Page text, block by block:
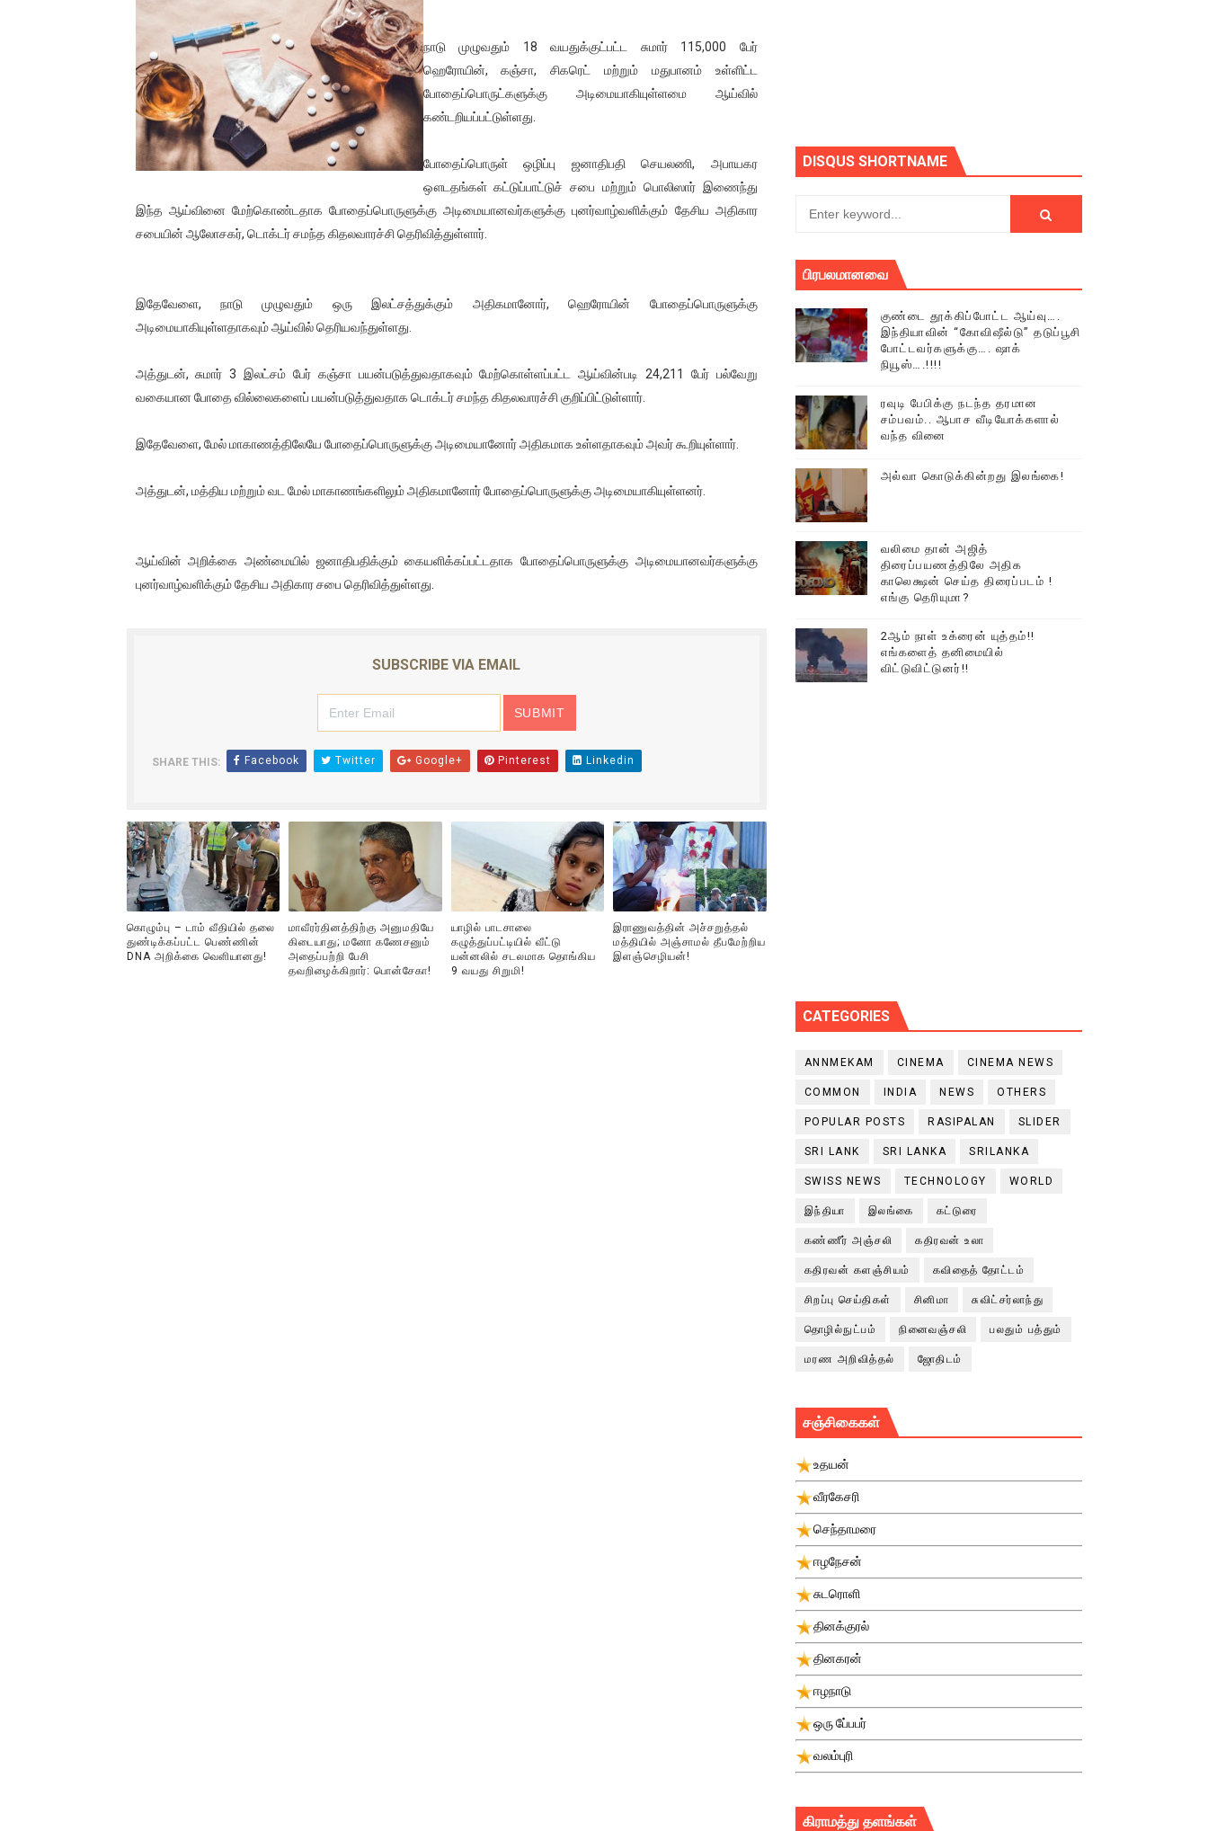
01/11/2021 Scotland ல் நடைபெறும் கண்டனப் போராட்டத்திற்கு கலந்துகொள்ளுமாறு அன்புரிமையோடு அழைக்கின்றோம்.
பாலச்சந்திரன் மற்றும் தன்னிடம் படித்த மாணவர்கள் தொடர்பில் நாடாளுமன்றத்தில் பகிரங்க கேள்வி
பிரிட்டனால் கடத்தப்படும் நிலையில் இலங்கைத் தமிழ் குடும்பம்!! நடந்தது என்ன
வர்ராரு...வர்ராரு... அண்ணாத்த : ரஜினிக்காக இலங்கை பாடலாசிரியர் வெளியிட்ட...
கைது செய்யப்பட்ட இளைஞன் உயிரிழப்பு - கொதித்தெழுந்த பிரதேசவாசிகள்!
தடுப்பூசியை பெற்றுக் கொள்ளக் கூடிய இடங்கள்...
பிரபல நடிகை தூக்கிட்டு தற்கொலை!
தியாகதீபம் லெப்.கேணல் திலீபன், கேணல் சங்கர் ஆகியோரின் நினைவெழுச்சி நாள் - 26.09.2021 சுவிஸ் (செய்தியும்,படங்களும்..)
ஐ.நா முன்றலில் சீரற்ற காலநிலையிலும் தமிழின அழிப்பிற்கு நீதி கேட்டு நடைபெற்ற கவனயீர்ப்புப் போராட்டத்தில் திரண்ட தமிழ்மக்கள்!!
வலிமை தான் அஜித் திரைப்பயணத்திலே அதிக காலெக்ஷன் செய்த திரைப்படம் ! எங்கு தெரியுமா?
நாடு முழுவதும் 18 வயதுக்குட்பட்ட சுமார் 115,000 பேர்
ஹெரோயின், கஞ்சா, சிகரெட் மற்றும் மதுபானம் உள்ளிட்ட
போதைப்பொருட்களுக்கு அடிமையாகியுள்ளமை ஆய்வில்
கண்டறியப்பட்டுள்ளது.
போதைப்பொருள் ஒழிப்பு ஜனாதிபதி செயலணி, அபாயகர
ஔடதங்கள் கட்டுப்பாட்டுச் சபை மற்றும் பொலிஸார் இணைந்து
இந்த ஆய்வினை மேற்கொண்டதாக போதைப்பொருளுக்கு அடிமையானவர்களுக்கு புனர்வாழ்வளிக்கும் தேசிய அதிகார
சபையின் ஆலோசகர், டொக்டர் சமந்த கிதலவாரச்சி தெரிவித்துள்ளார்.
இதேவேளை, நாடு முழுவதும் ஒரு இலட்சத்துக்கும் அதிகமானோர், ஹெரோயின் போதைப்பொருளுக்கு
அடிமையாகியுள்ளதாகவும் ஆய்வில் தெரியவந்துள்ளது.
அத்துடன், சுமார் 3 இலட்சம் பேர் கஞ்சா பயன்படுத்துவதாகவும் மேற்கொள்ளப்பட்ட ஆய்வின்படி 24,211 பேர் பல்வேறு
வகையான போதை வில்லைகளைப் பயன்படுத்துவதாக டொக்டர் சமந்த கிதலவாரச்சி குறிப்பிட்டுள்ளார்.
இதேவேளை, மேல் மாகாணத்திலேயே போதைப்பொருளுக்கு அடிமையானோர் அதிகமாக உள்ளதாகவும் அவர் கூறியுள்ளார்.
அத்துடன், மத்திய மற்றும் வட மேல் மாகாணங்களிலும் அதிகமானோர் போதைப்பொருளுக்கு அடிமையாகியுள்ளனர்.
ஆய்வின் அறிக்கை அண்மையில் ஜனாதிபதிக்கும் கையளிக்கப்பட்டதாக போதைப்பொருளுக்கு அடிமையானவர்களுக்கு
புனர்வாழ்வளிக்கும் தேசிய அதிகார சபை தெரிவித்துள்ளது.
SUBSCRIBE VIA EMAIL
SHARE THIS: Facebook Twitter Google+ Pinterest Linkedin
கொழும்பு – டாம் வீதியில் தலை
துண்டிக்கப்பட்ட பெண்ணின்
DNA அறிக்கை வௌியானது!
மாவீரர்தினத்திற்கு அனுமதியே
கிடையாது; மனோ கணேசனும்
அதைப்பற்றி பேசி
தவறிழைக்கிறார்: பொன்சேகா!
யாழில் பாடசாலை
கழுத்துப்பட்டியில் வீட்டு
யன்னலில் சடலமாக தொங்கிய
9 வயது சிறுமி!
இராணுவத்தின் அச்சறுத்தல்
மத்தியில் அஞ்சாமல் தீபமேற்றிய
இளஞ்செழியன்!
DISQUS SHORTNAME
பிரபலமானவை
குண்டை தூக்கிப்போட்ட ஆய்வு….
இந்தியாவின் “கோவிஷீல்டு” தடுப்பூசி
போட்டவர்களுக்கு…. ஷாக்
நியூஸ்….!!!!
ரவுடி பேபிக்கு நடந்த தரமான
சம்பவம்.. ஆபாச வீடியோக்களால்
வந்த வினை
அல்வா கொடுக்கின்றது இலங்கை!
வலிமை தான் அஜித்
திரைப்பயணத்திலே அதிக
காலெக்ஷன் செய்த திரைப்படம் !
எங்கு தெரியுமா?
2ஆம் நாள் உக்ரைன் யுத்தம்!!
எங்களைத் தனிமையில்
விட்டுவிட்டுனர்!!
CATEGORIES
ANNMEKAM CINEMA CINEMA NEWS
COMMON INDIA NEWS OTHERS
POPULAR POSTS RASIPALAN SLIDER
SRI LANK SRI LANKA SRILANKA
SWISS NEWS TECHNOLOGY WORLD
இந்தியா இலங்கை கட்டுரை
கண்ணீர் அஞ்சலி கதிரவன் உலா
கதிரவன் களஞ்சியம் கவிதைத் தோட்டம்
சிறப்பு செய்திகள் சினிமா சுவிட்சர்லாந்து
தொழில்நுட்பம் நினைவஞ்சலி பலதும் பத்தும்
மரண அறிவித்தல் ஜோதிடம்
சஞ்சிகைகள்
உதயன்
வீரகேசரி
செந்தாமரை
ஈழநேசன்
சுடரொளி
தினக்குரல்
தினகரன்
ஈழநாடு
ஒரு பே்பபர்
வலம்புரி
கிராமத்து தளங்கள்